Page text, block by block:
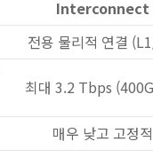
Interconnect
전용 물리적 연결
최대 3.2 Tbps
매우 낮고 고정적